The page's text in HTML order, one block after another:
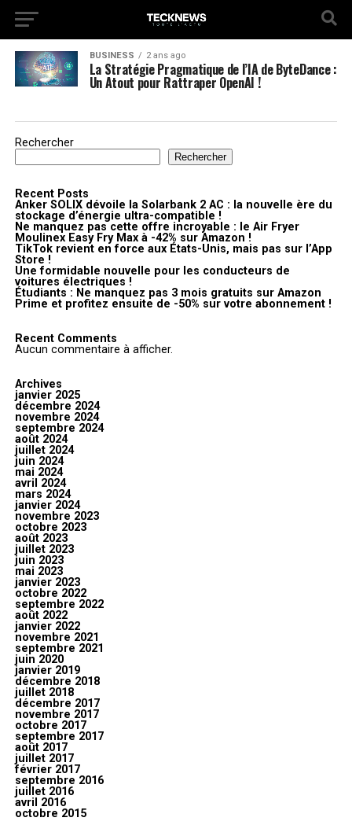
BUSINESS 2 ans ago
La Stratégie Pragmatique de l’IA de ByteDance :
Un Atout pour Rattraper OpenAI !
Rechercher
Rechercher
Recent Posts
Anker SOLIX dévoile la Solarbank 2 AC : la nouvelle ère du
stockage d’énergie ultra-compatible !
Ne manquez pas cette offre incroyable : le Air Fryer
Moulinex Easy Fry Max à -42% sur Amazon !
TikTok revient en force aux États-Unis, mais pas sur l’App
Store !
Une formidable nouvelle pour les conducteurs de
voitures électriques !
Étudiants : Ne manquez pas 3 mois gratuits sur Amazon
Prime et profitez ensuite de -50% sur votre abonnement !
Recent Comments
Aucun commentaire à afficher.
Archives
janvier 2025
décembre 2024
novembre 2024
septembre 2024
août 2024
juillet 2024
juin 2024
mai 2024
avril 2024
mars 2024
janvier 2024
novembre 2023
octobre 2023
août 2023
juillet 2023
juin 2023
mai 2023
janvier 2023
octobre 2022
septembre 2022
août 2022
janvier 2022
novembre 2021
septembre 2021
juin 2020
janvier 2019
décembre 2018
juillet 2018
décembre 2017
novembre 2017
octobre 2017
septembre 2017
août 2017
juillet 2017
février 2017
septembre 2016
juillet 2016
avril 2016
octobre 2015